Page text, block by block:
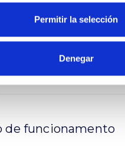
Permitir la selección
Denegar
L70B10>50000h
de funcionamento